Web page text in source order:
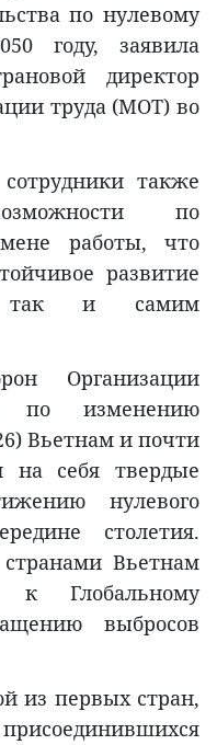
по нулевому
году, заявила
директор
труда (МОТ) во
также
по
работы, что
развитие
так и самим
Организации
по изменению
Вьетнам и почти
на себя твердые
нулевого
столетия.
Вьетнам
к Глобальному
выбросов
из первых стран,